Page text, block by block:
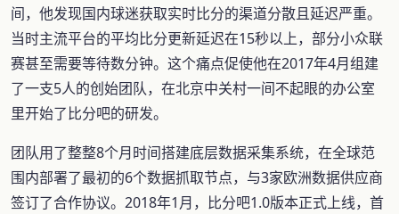
间，他发现国内球迷获取实时比分的渠道分散且延迟严重。
当时主流平台的平均比分更新延迟在15秒以上，部分小众联
赛甚至需要等待数分钟。这个痛点促使他在2017年4月组建
了一支5人的创始团队，在北京中关村一间不起眼的办公室
里开始了比分吧的研发。
团队用了整整8个月时间搭建底层数据采集系统，在全球范
围内部署了最初的6个数据抓取节点，与3家欧洲数据供应商
签订了合作协议。2018年1月，比分吧1.0版本正式上线，首